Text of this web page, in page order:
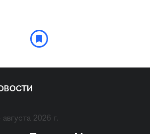
августа 2026 г.